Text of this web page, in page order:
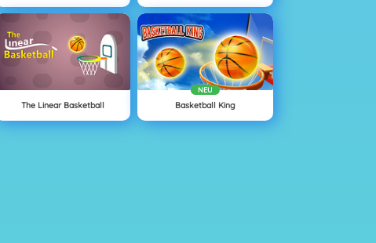
The Linear Basketball
NEU
Basketball King